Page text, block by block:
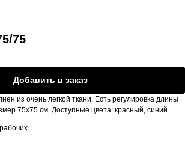
75
Добавить в заказ
из очень легкой ткани. Есть регулировка длины
75х75 см. Доступные цвета: красный, синий.